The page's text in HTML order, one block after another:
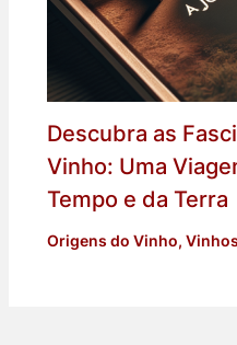
Descubra as
Vinho: Uma
Tempo e da Terra
Origens do Vinho, Vinhos